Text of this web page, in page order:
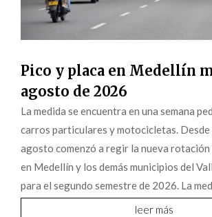
Pico y placa en Medellín
agosto de 2026
La medida se encuentra en una semana
carros particulares y motocicletas. Desde
agosto comenzó a regir la nueva rotación
en Medellín y los demás municipios del
para el segundo semestre de 2026. La
leer más